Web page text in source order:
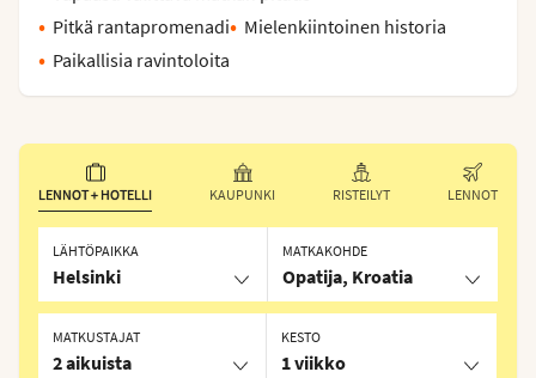
Pitkä rantapromenadi
Mielenkiintoinen historia
Paikallisia ravintoloita
LENNOT + HOTELLI KAUPUNKI RISTEILYT LENNOT
LÄHTÖPAIKKA
Helsinki
MATKAKOHDE
Opatija, Kroatia
KESTO
1 viikko
MATKUSTAJAT
2 aikuista